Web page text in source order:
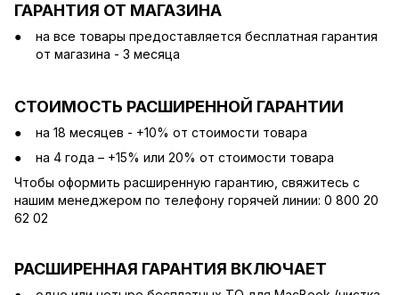
ГАРАНТИЯ ОТ МАГАЗИНА
на все товары предоставляется бесплатная гарантия
от магазина - 3 месяца
СТОИМОСТЬ РАСШИРЕННОЙ ГАРАНТИИ
на 18 месяцев - +10% от стоимости товара
на 4 года – +15% или 20% от стоимости товара
Чтобы оформить расширенную гарантию, свяжитесь с
нашим менеджером по телефону горячей линии: 0 800 20
62 02
РАСШИРЕННАЯ ГАРАНТИЯ ВКЛЮЧАЕТ